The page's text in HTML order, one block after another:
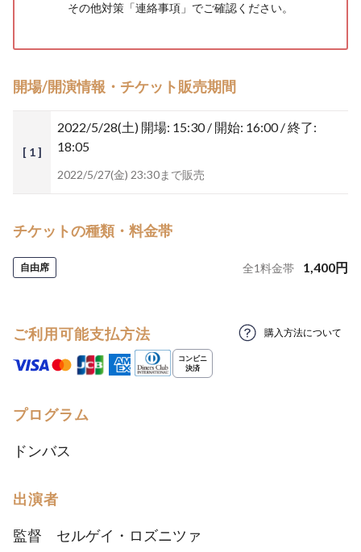
その他対策「連絡事項 」でご確認ください。
開場/開演情報・チケット販売期間
[ 1 ]
2022/5/28(土) 開場: 15:30 / 開始: 16:00 / 終了:
18:05
2022/5/27(金) 23:30まで販売
チケットの種類・料金帯
自由席 全1料金帯 1,400円
ご利用可能支払方法 購入方法について
プログラム
ドンバス
出演者
監督 セルゲイ・ロズニツァ